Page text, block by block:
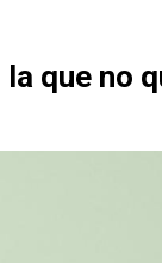
que no